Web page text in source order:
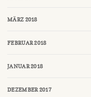
MÄRZ 2018
FEBRUAR 2018
JANUAR 2018
DEZEMBER 2017